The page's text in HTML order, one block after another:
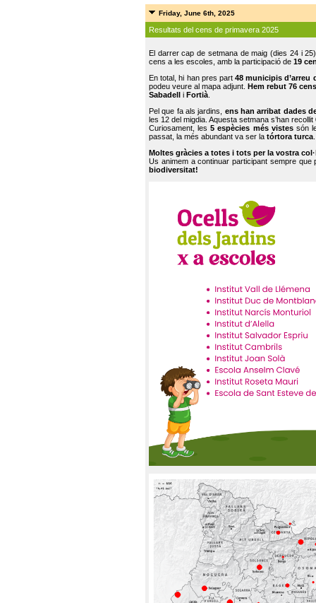
Friday, June 6th, 2025
Resultats del cens de primavera 2025
El darrer cap de setmana de maig (dies 24 i
cens a les escoles, amb la participació de 19
En total, hi han pres part48 municipis d’arreu
podeu veure al mapa adjunt. Hem rebut 76
Sabadell i Fortià
Pel que fa als jardins, ens han arribat dades
les 12 del migdia. Aquesta setmana s’han recollit
Curiosament, les5 espècies més vistessón
passat, la més abundant va ser la tórtora turca
Moltes gràcies a totes i tots per la vostra
Us animem a continuar participant sempre que
biodiversitat!